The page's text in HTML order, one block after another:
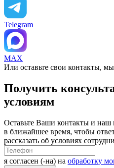
Telegram
MAX
Или оставьте свои контакты,
Получить
условиям
Оставьте Ваши контакты и наш
в ближайшее время, чтобы
рассказать об условиях
я согласен (-на) на обработку